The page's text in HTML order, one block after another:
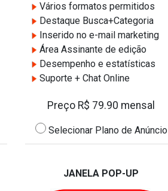
Vários formatos permitidos
Destaque Busca+Categoria
Inserido no e-mail marketing
Área Assinante de edição
Desempenho e estatísticas
Suporte + Chat Online
Preço R$ 79.90 mensal
Selecionar Plano de Anúncio
JANELA POP-UP